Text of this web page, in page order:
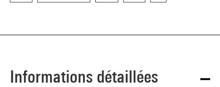
Informations détaillées